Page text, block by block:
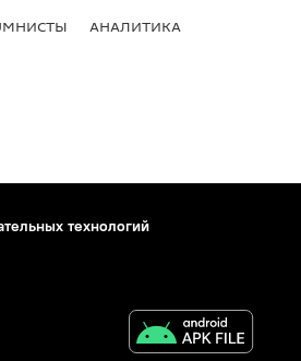
АНАЛИТИКА
технологий